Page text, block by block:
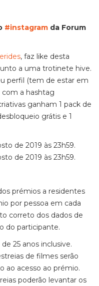
#instagram da Forum
, faz like desta
a uma trotinete hive.
perfil (tem de estar em
a hashtag
ganham 1 pack de
grátis e 1
de 2019 às 23h59.
de 2019 às 23h59.
prémios a residentes
por pessoa em cada
correto dos dados de
do participante.
25 anos inclusive.
de filmes serão
ao acesso ao prémio.
poderão levantar os